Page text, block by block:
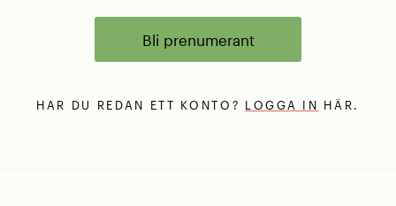
Bli prenumerant
HAR DU REDAN ETT KONTO? LOGGA IN HÄR.